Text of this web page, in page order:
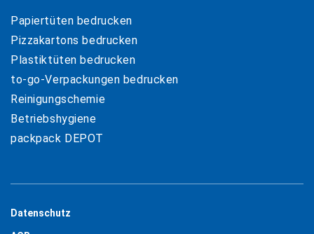
Papiertüten bedrucken
Pizzakartons bedrucken
Plastiktüten bedrucken
to-go-Verpackungen bedrucken
Reinigungschemie
Betriebshygiene
packpack DEPOT
Datenschutz